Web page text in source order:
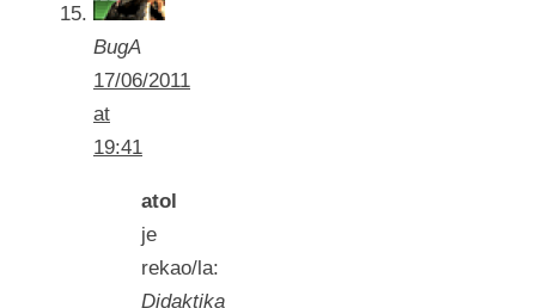
BugA
17/06/2011
at
19:41
atol
je
rekao/la:
Didaktika